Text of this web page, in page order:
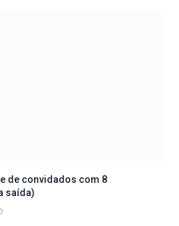
de convidados com 8
saída)